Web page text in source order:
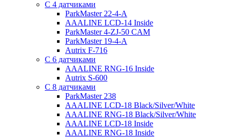
С 4 датчиками
ParkMaster 22-4-A
AAALINE LCD-14 Inside
ParkMaster 4-ZJ-50 CAM
ParkMaster 19-4-A
Autrix F-716
С 6 датчиками
AAALINE RNG-16 Inside
Autrix S-600
С 8 датчиками
ParkMaster 238
AAALINE LCD-18 Black/Silver/White
AAALINE RNG-18 Black/Silver/White
AAALINE LCD-18 Inside
AAALINE RNG-18 Inside